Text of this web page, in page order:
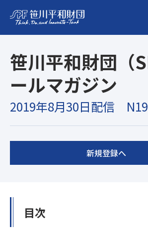
笹川平和財団（
ールマガジン
2019年8月30日配信
新規登録へ
目次